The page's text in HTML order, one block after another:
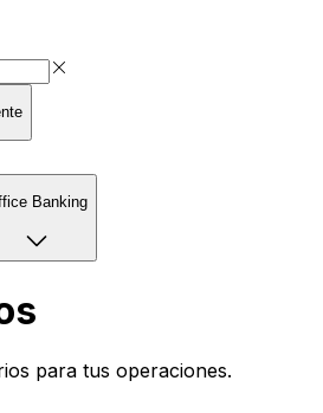
Banking
para tus operaciones.